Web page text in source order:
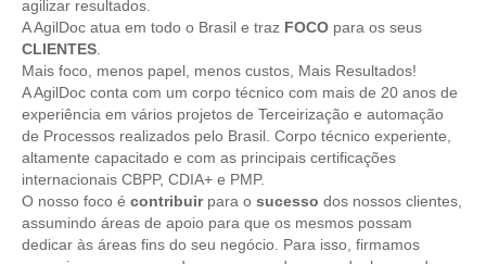
agilizar resultados.
A AgilDoc atua em todo o Brasil e traz FOCO para os seus
CLIENTES
Mais foco, menos papel, menos custos, Mais Resultados!
A AgilDoc conta com um corpo técnico com mais de 20 anos de
experiência em vários projetos de Terceirização e automação
de Processos realizados pelo Brasil. Corpo técnico experiente,
altamente capacitado e com as principais certificações
internacionais CBPP, CDIA+ e PMP.
O nosso foco é contribuirpara o sucesso dos nossos clientes,
assumindo áreas de apoio para que os mesmos possam
dedicar às áreas fins do seu negócio. Para isso, firmamos